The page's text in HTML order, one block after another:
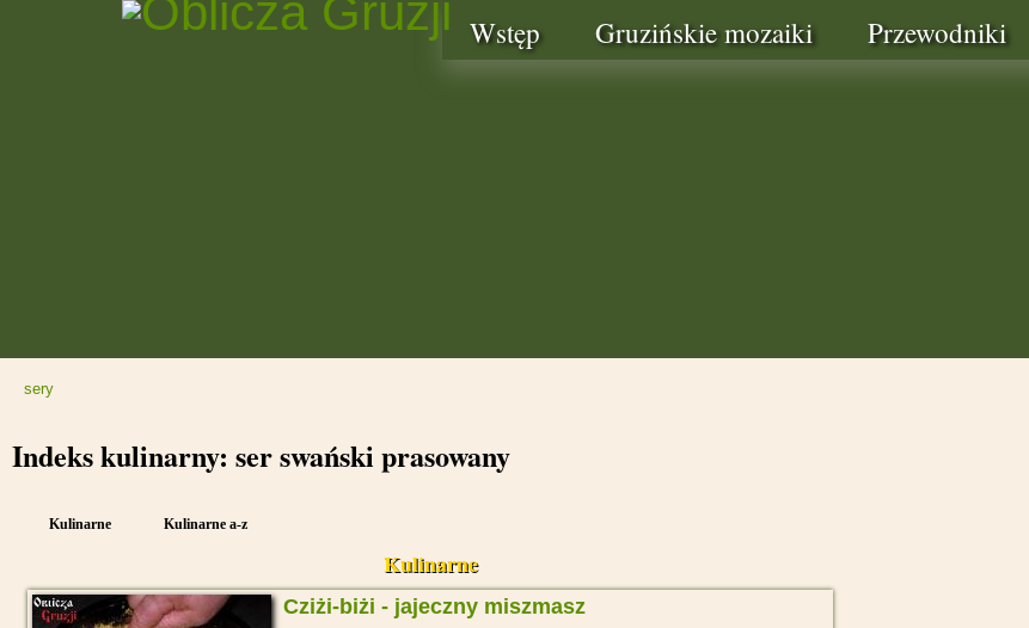
Wstęp Gruzińskie mozaiki Przewodniki
sery
Indeks kulinarny: ser swański prasowany
Kulinarne Kulinarne a-z
Kulinarne
Cziżi-biżi - jajeczny miszmasz